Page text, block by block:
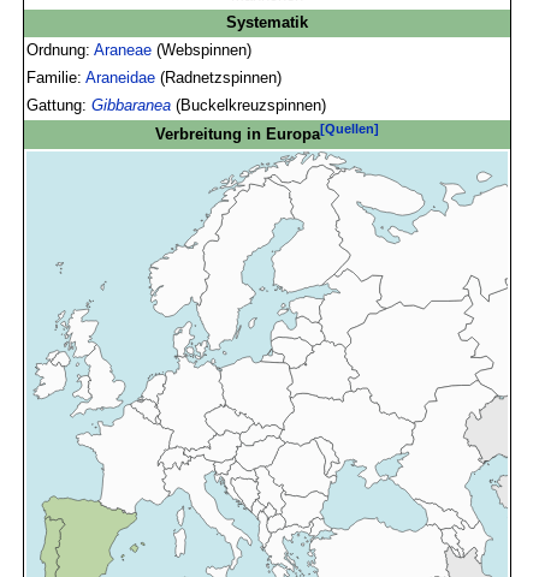
Systematik
Ordnung:Araneae (Webspinnen)
Familie:Araneidae (Radnetzspinnen)
Gattung:Gibbaranea (Buckelkreuzspinnen)
Verbreitung in Europa[Quellen]